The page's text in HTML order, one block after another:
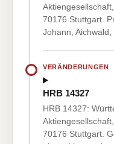
70176 Stuttgart.
Johann, Aichwald,
VERÄNDERUNGEN
HRB 14327
HRB 14327:
70176 Stuttgart.